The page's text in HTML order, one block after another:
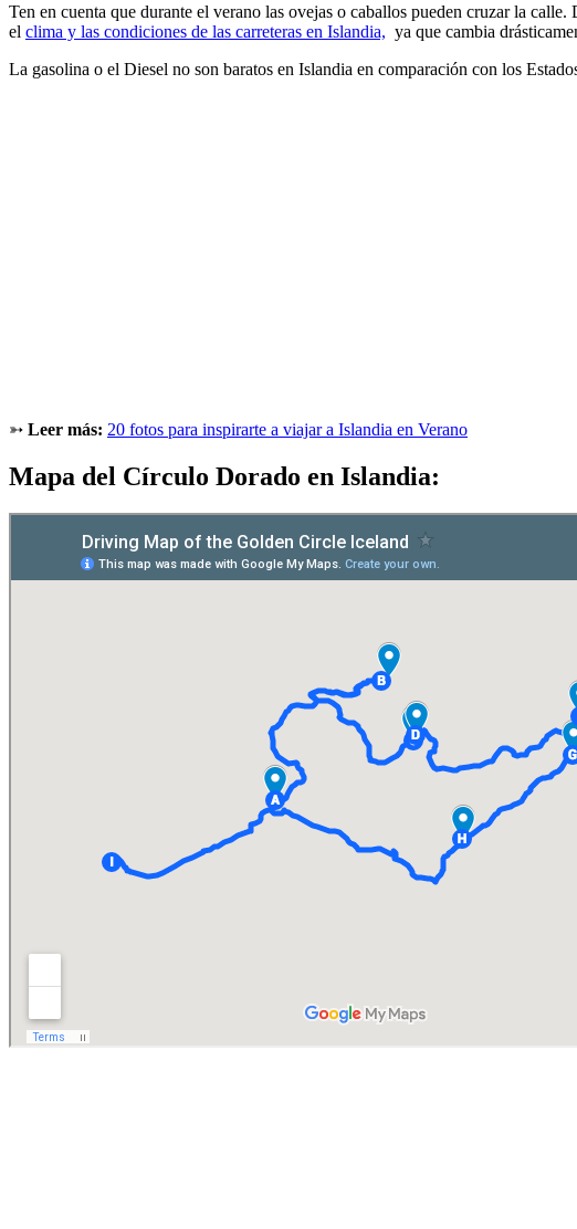
Ten en cuenta que durante el verano las ovejas o caballos pueden cruzar la
el clima y las condiciones de las carreteras en Islandia, ya que cambia
La gasolina o el Diesel no son baratos en Islandia en comparación con los
➳ Leer más: 20 fotos para inspirarte a viajar a Islandia en Verano
Mapa del Círculo Dorado en Islandia: